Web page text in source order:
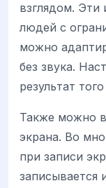
взглядом. Эти
людей с
можно
без звука.
результат
Также можно
экрана. Во
при записи
записывается